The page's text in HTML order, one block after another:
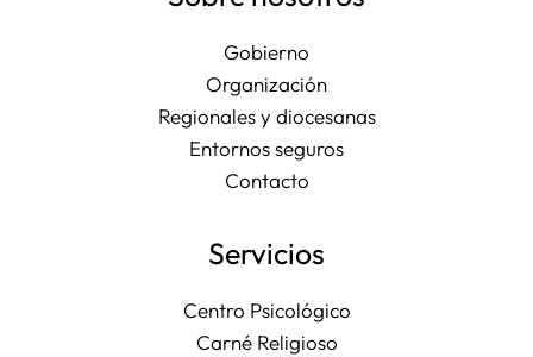
Gobierno
Organización
Regionales y diocesanas
Entornos seguros
Contacto
Servicios
Centro Psicológico
Carné Religioso